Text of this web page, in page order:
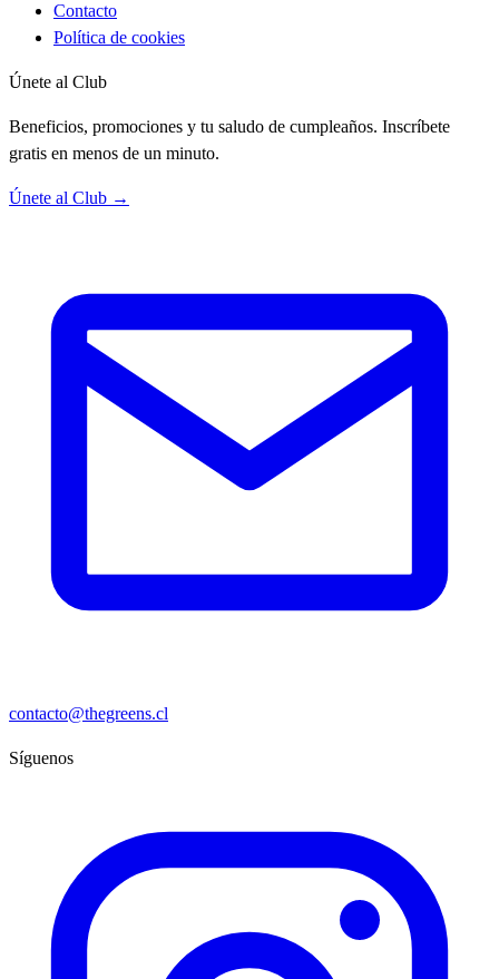
Contacto
Política de cookies
Únete al Club
Beneficios, promociones y tu saludo de cumpleaños. Inscríbete
gratis en menos de un minuto.
Únete al Club →
contacto@thegreens.cl
Síguenos